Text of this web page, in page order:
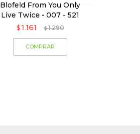
Blofeld From You Only
Live Twice • 007 - 521
$ 1.161 $ 1.290